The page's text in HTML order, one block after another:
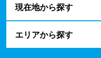
現在地から探す
エリアから探す